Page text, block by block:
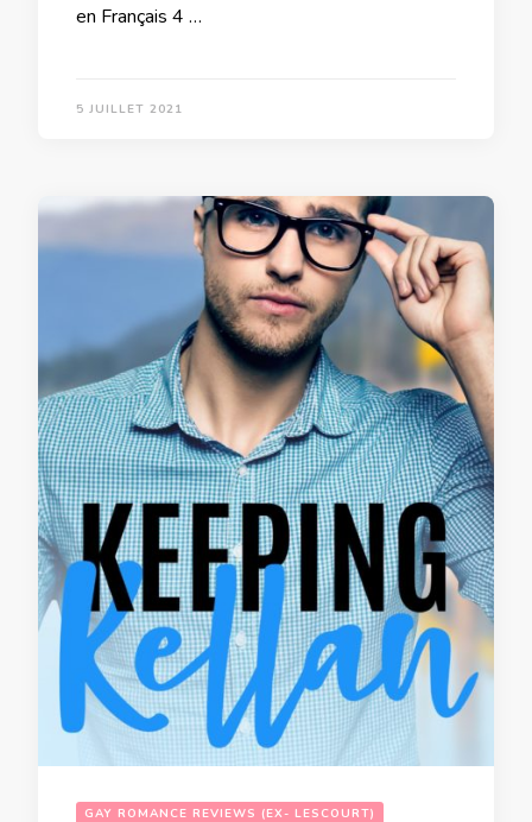
en Français 4 …
5 JUILLET 2021
GAY ROMANCE REVIEWS (EX- LESCOURT)